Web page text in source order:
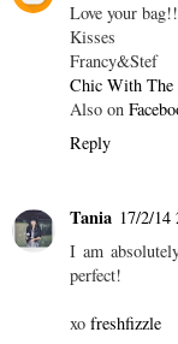
Love your bag!!
Kisses
Francy&Stef
Chic With The
Also on
Reply
Tania 17/2/14
I am
perfect!
xo freshfizzle